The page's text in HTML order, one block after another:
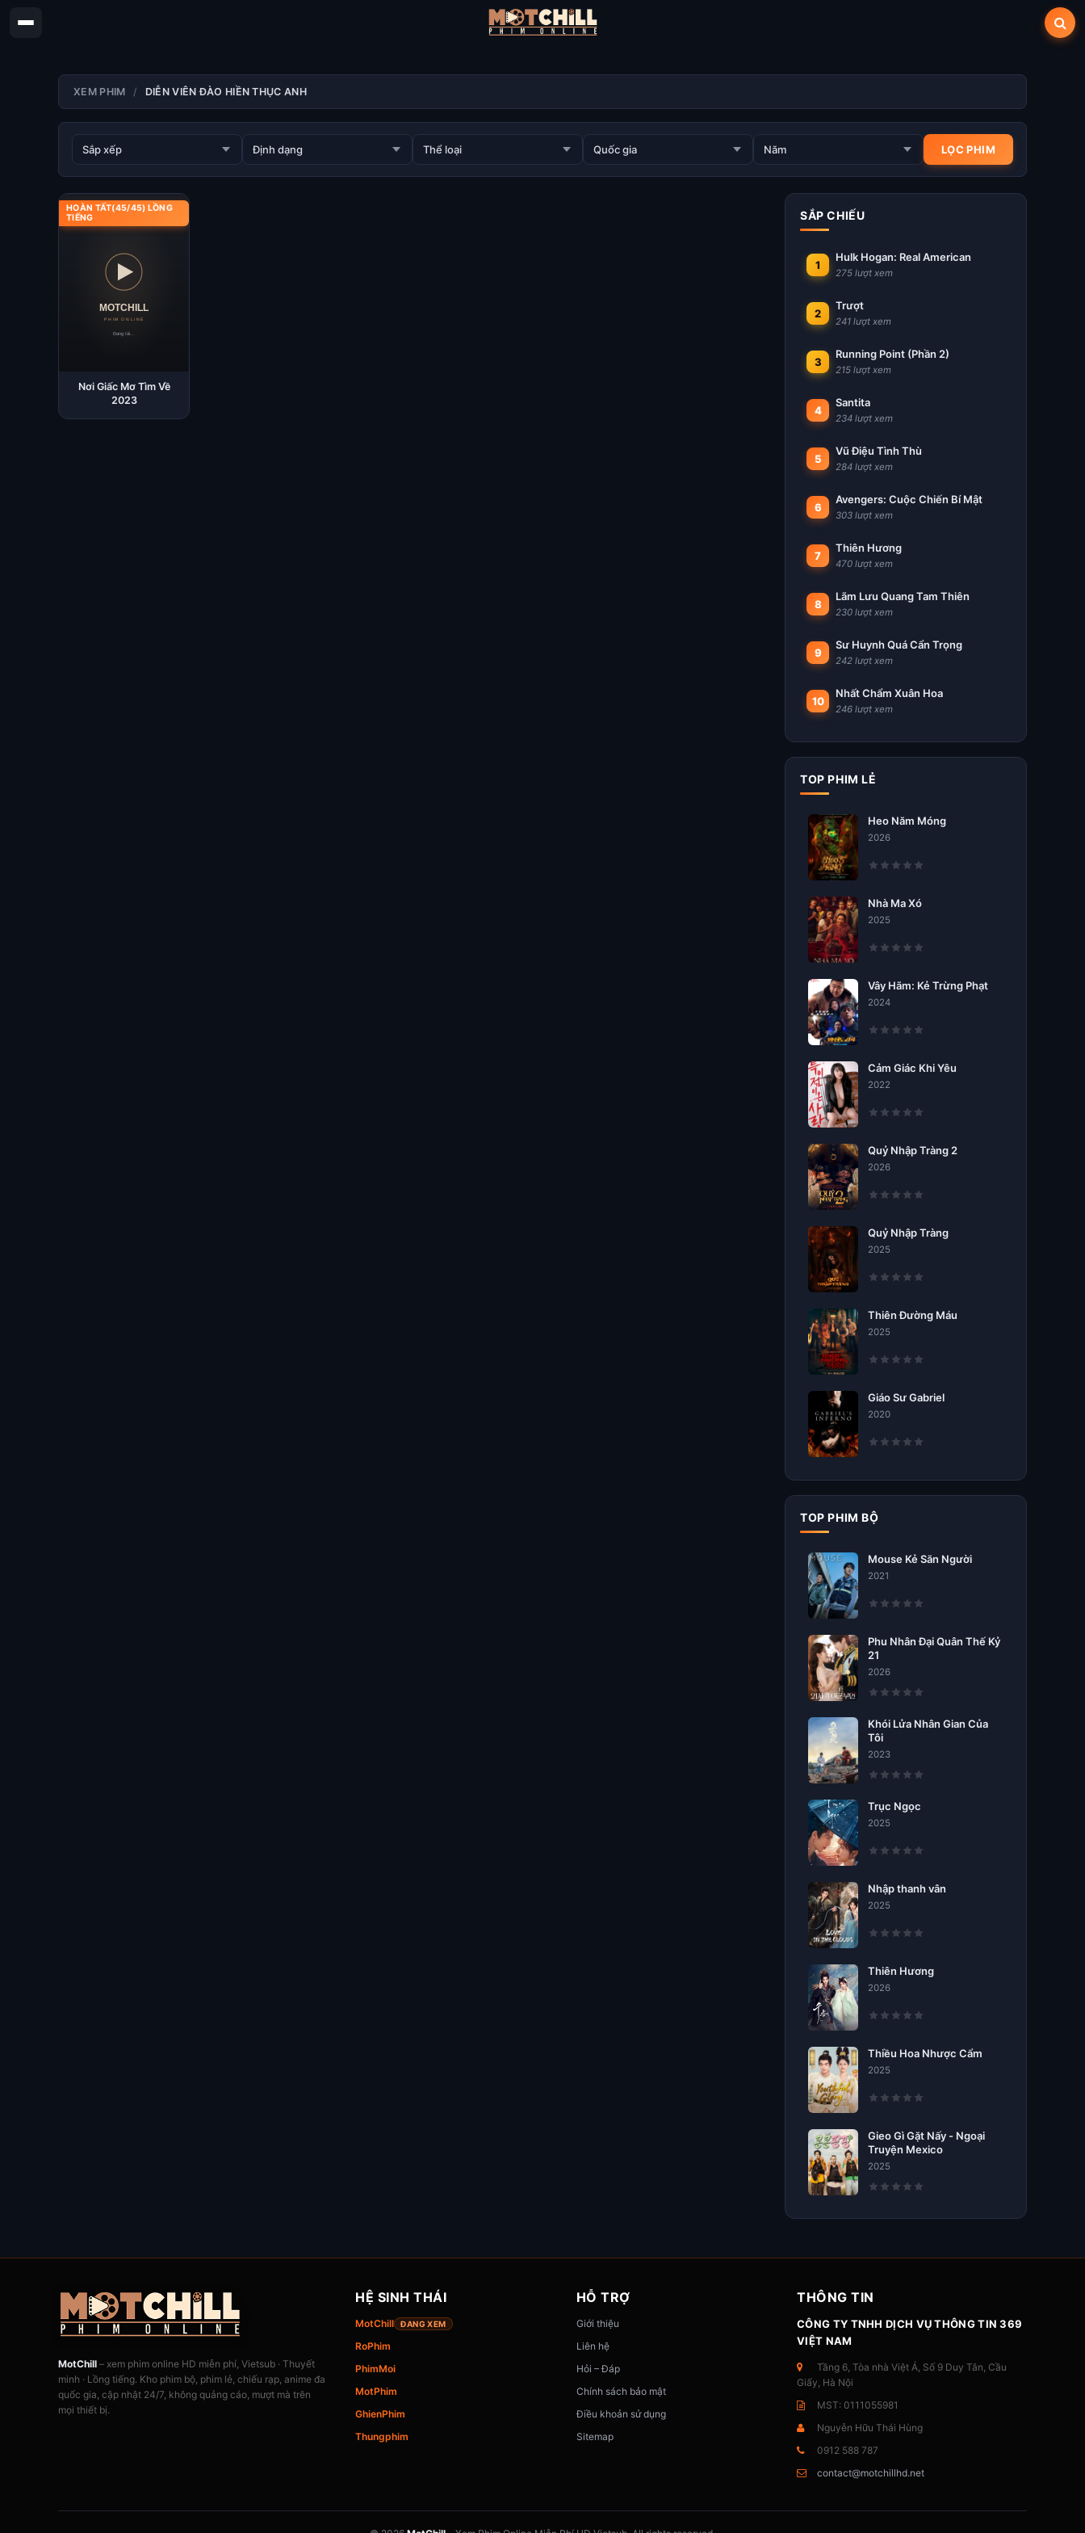
XEM PHIM DIỄN VIÊN ĐÀO HIỀN THỤC ANH
HOÀN TẤT(45/45) LỒNG
TIẾNG
Nơi Giấc Mơ Tìm Về
2023
SẮP CHIẾU
1
Hulk Hogan: Real American
275 lượt xem
2
Trượt
241 lượt xem
3
Running Point (Phần 2)
215 lượt xem
4
Santita
234 lượt xem
5
Vũ Điệu Tình Thù
284 lượt xem
6
Avengers: Cuộc Chiến Bí Mật
303 lượt xem
7
Thiên Hương
470 lượt xem
8
Lãm Lưu Quang Tam Thiên
230 lượt xem
9
Sư Huynh Quá Cẩn Trọng
242 lượt xem
10
Nhất Chẩm Xuân Hoa
246 lượt xem
TOP PHIM LẺ
Heo Năm Móng
2026
Nhà Ma Xó
2025
Vây Hãm: Kẻ Trừng Phạt
2024
Cảm Giác Khi Yêu
2022
Quỷ Nhập Tràng 2
2026
Quỷ Nhập Tràng
2025
Thiên Đường Máu
2025
Giáo Sư Gabriel
2020
TOP PHIM BỘ
Mouse Kẻ Săn Người
2021
Phu Nhân Đại Quân Thế Kỷ
21
2026
Khói Lửa Nhân Gian Của
Tôi
2023
Trục Ngọc
2025
Nhập thanh vân
2025
Thiên Hương
2026
Thiều Hoa Nhược Cẩm
2025
Gieo Gì Gặt Nấy - Ngoại
Truyện Mexico
2025
MotChill – xem phim online HD miễn phí, Vietsub · Thuyết
minh · Lồng tiếng. Kho phim bộ, phim lẻ, chiếu rạp, anime đa
quốc gia, cập nhật 24/7, không quảng cáo, mượt mà trên
mọi thiết bị.
HỆ SINH THÁI
MotChill ĐANG XEM
RoPhim
PhimMoi
MotPhim
GhienPhim
Thungphim
HỖ TRỢ
Giới thiệu
Liên hệ
Hỏi – Đáp
Chính sách bảo mật
Điều khoản sử dụng
Sitemap
THÔNG TIN
CÔNG TY TNHH DỊCH VỤ THÔNG TIN 369
VIỆT NAM
Tầng 6, Tòa nhà Việt Á, Số 9 Duy Tân, Cầu
Giấy, Hà Nội
MST: 0111055981
Nguyễn Hữu Thái Hùng
0912 588 787
contact@motchillhd.net